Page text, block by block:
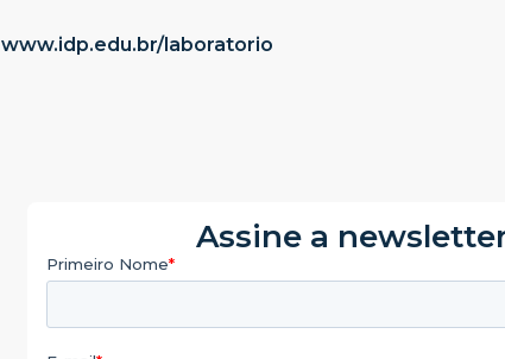
www.idp.edu.br/laboratorio
Assine a